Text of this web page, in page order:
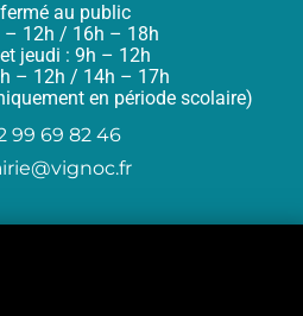
au public
– 12h / 16h – 18h
jeudi : 9h – 12h
– 12h / 14h – 17h
en période scolaire)
99 69 82 46